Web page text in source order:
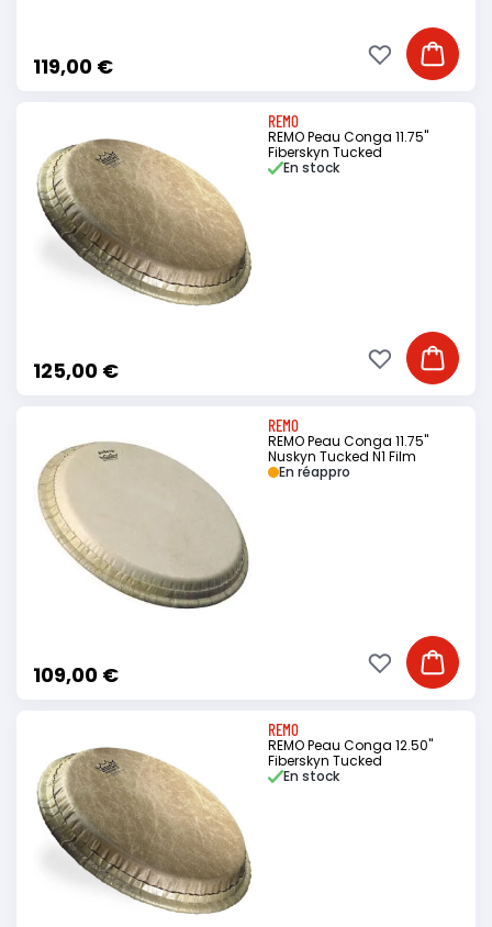
119,00 € Ajouter
Ajouter à ma
REMO
REMO Peau Conga 11.75"
Fiberskyn Tucked
125,00 €
En stock
Ajouter
Ajouter à ma
REMO
REMO Peau Conga 11.75"
Nuskyn Tucked N1 Film
109,00 €
En réappro
Ajouter
Ajouter à ma
REMO
REMO Peau Conga 12.50"
Fiberskyn Tucked
En stock